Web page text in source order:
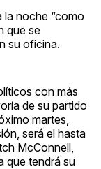
la noche “como
que se
su oficina.
con más
de su partido
martes,
será el hasta
McConnell,
que tendrá su